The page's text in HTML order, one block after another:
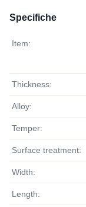
Specifiche
Item:
Thickness:
Alloy:
Temper:
Surface treatment:
Width:
Length: